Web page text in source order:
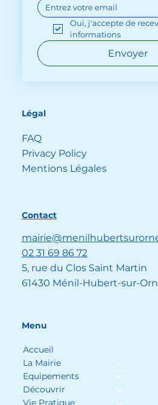
Oui, j'accepte de
informations
Envoyer
Légal
FAQ
Privacy Policy
Mentions Légales
Contact
02 31 69 86 72
5, rue du Clos Saint Martin
61430 Ménil-Hubert-sur-
Menu
Accueil
La Mairie
Equipements
Découvrir